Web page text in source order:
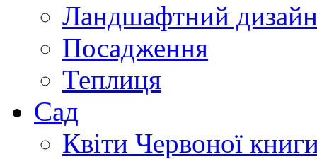
Ландшафтний дизайн
Посадження
Теплиця
Сад
Квіти Червоної